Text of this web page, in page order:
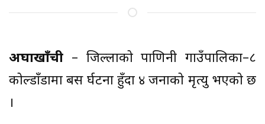
अर्घाखाँची – जिल्लाको पाणिनी गाउँपालिका–८
कोल्डाँडामा बस दुर्घटना हुँदा ४ जनाको मृत्यु भएको छ
।